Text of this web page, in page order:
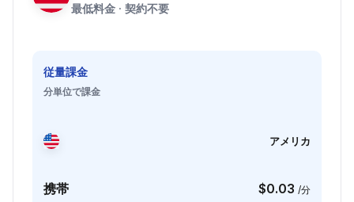
最低料金 · 契約不要
従量課金
分単位で課金
アメリカ
携帯 $0.03 /分